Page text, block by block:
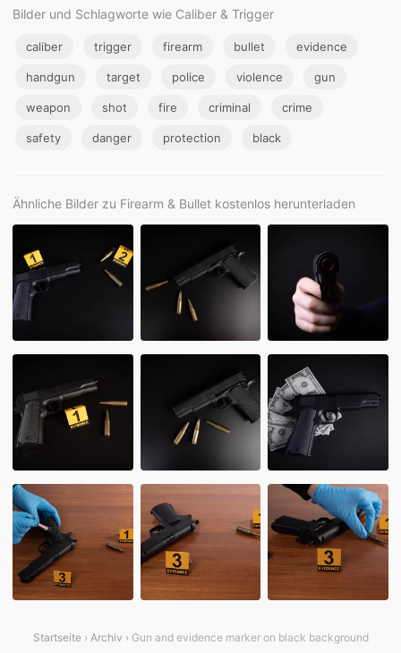
Bilder und Schlagworte wie Caliber & Trigger
caliber trigger firearm bullet evidence
handgun target police violence gun
weapon shot fire criminal crime
safety danger protection black
Ähnliche Bilder zu Firearm & Bullet kostenlos herunterladen
Startseite› Archiv › Gun and evidence marker on black background